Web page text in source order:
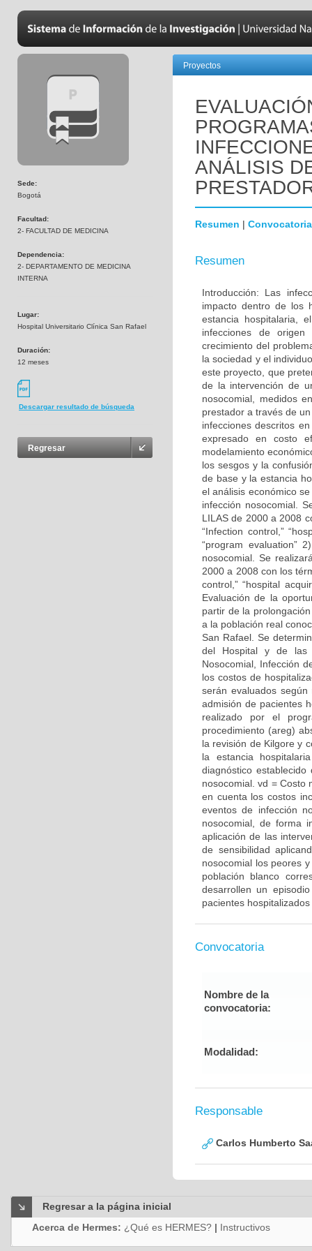
Sede:
Bogotá
Facultad:
2- FACULTAD DE MEDICINA
Dependencia:
2- DEPARTAMENTO DE MEDICINA
INTERNA
Lugar:
Hospital Universitario Clínica San Rafael
Duración:
12 meses
Descargar resultado de búsqueda
Regresar
Proyectos
ANÁLISIS
Resumen | Convocatoria
Resumen
Introducción: Las
impacto dentro de los
estancia hospitalaria,
infecciones de origen
crecimiento del
la sociedad y el
este proyecto, que
de la intervención de
nosocomial, medidos
prestador a través de
infecciones descritos
expresado en costo
modelamiento
los sesgos y la
de base y la estancia
el análisis económico
infección nosocomial.
LILAS de 2000 a 2008
“Infection control,”
“program evaluation”
nosocomial. Se
2000 a 2008 con los
control,” “hospital
Evaluación de la
partir de la
a la población real
San Rafael. Se
del Hospital y de las
Nosocomial, Infección
los costos de
serán evaluados
admisión de pacientes
realizado por el
procedimiento (areg)
la revisión de Kilgore y
la estancia
diagnóstico
nosocomial. vd = Costo
en cuenta los costos
eventos de infección
nosocomial, de forma
aplicación de las
de sensibilidad
nosocomial los peores
población blanco
desarrollen un
pacientes
Convocatoria
Nombre de la
convocatoria:
Modalidad:
Responsable
Carlos Humberto
Regresar a la página inicial
Acerca de Hermes: ¿Qué es HERMES? | Instructivos